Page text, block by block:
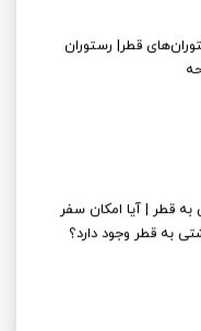
قطر| رستوران
به قطر | آیا امکان سفر
به قطر وجود دارد؟